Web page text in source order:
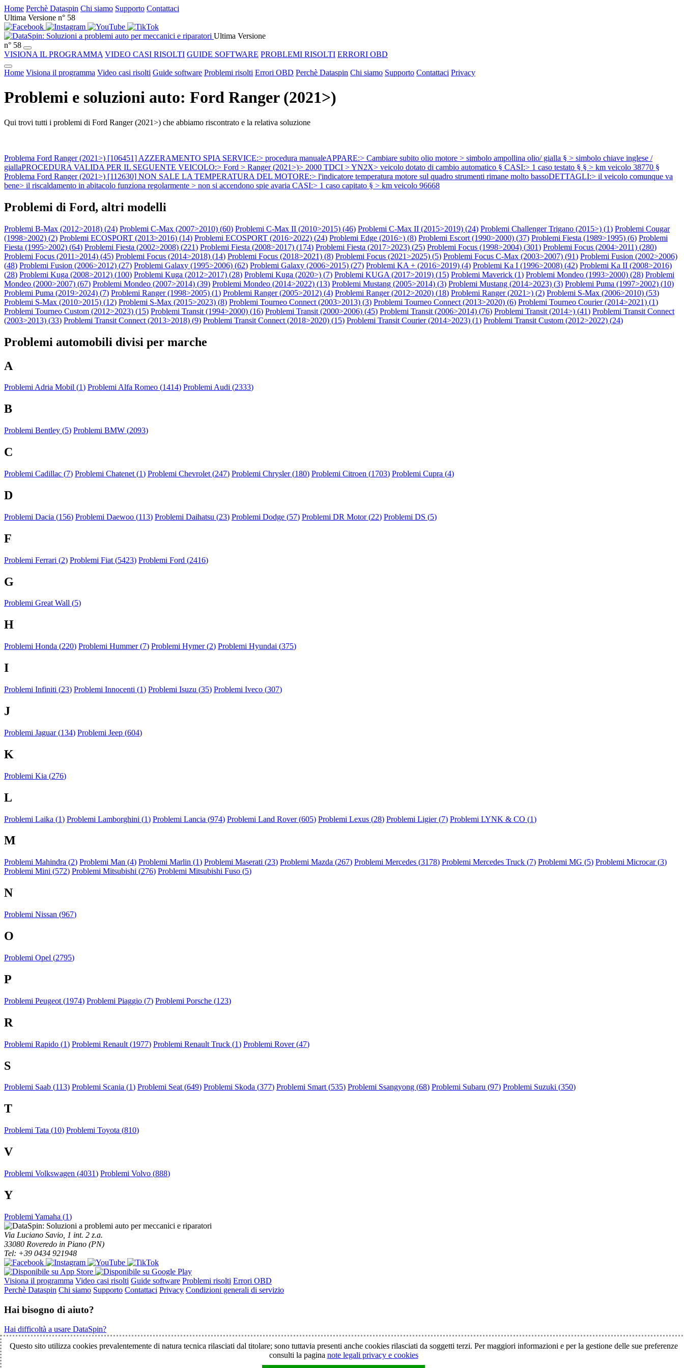
Home Perchè Dataspin Chi siamo Supporto Contattaci
Ultima Versione n° 58
Ultima Versione
n° 58
VISIONA IL PROGRAMMA VIDEO CASI RISOLTI GUIDE SOFTWARE PROBLEMI RISOLTI ERRORI OBD
Home Visiona il programma Video casi risolti Guide software Problemi risolti Errori OBD Perchè Dataspin Chi siamo Supporto Contattaci Privacy
Problemi e soluzioni auto: Ford Ranger (2021>)
Qui trovi tutti i problemi di Ford Ranger (2021>) che abbiamo riscontrato e la relativa soluzione
Problema Ford Ranger (2021>) [106451] AZZERAMENTO SPIA SERVICE:> procedura manualeAPPARE:> Cambiare subito olio motore > simbolo ampollina olio/ gialla § > simbolo chiave inglese /
giallaPROCEDURA VALIDA PER IL SEGUENTE VEICOLO:> Ford > Ranger (2021>)> 2000 TDCI > YN2X> veicolo dotato di cambio automatico § CASI:> 1 caso testato § § > km veicolo 38770 §
Problema Ford Ranger (2021>) [112630] NON SALE LA TEMPERATURA DEL MOTORE:> l'indicatore temperatura motore sul quadro strumenti rimane molto bassoDETTAGLI:> il veicolo comunque va
bene> il riscaldamento in abitacolo funziona regolarmente > non si accendono spie avaria CASI:> 1 caso capitato § > km veicolo 96668
Problemi di Ford, altri modelli
Problemi B-Max (2012>2018) (24) Problemi C-Max (2007>2010) (60) Problemi C-Max II (2010>2015) (46) Problemi C-Max II (2015>2019) (24) Problemi Challenger Trigano (2015>) (1) Problemi Cougar
(1998>2002) (2) Problemi ECOSPORT (2013>2016) (14) Problemi ECOSPORT (2016>2022) (24) Problemi Edge (2016>) (8) Problemi Escort (1990>2000) (37) Problemi Fiesta (1989>1995) (6) Problemi
Fiesta (1995>2002) (64) Problemi Fiesta (2002>2008) (221) Problemi Fiesta (2008>2017) (174) Problemi Fiesta (2017>2023) (25) Problemi Focus (1998>2004) (301) Problemi Focus (2004>2011) (280)
Problemi Focus (2011>2014) (45) Problemi Focus (2014>2018) (14) Problemi Focus (2018>2021) (8) Problemi Focus (2021>2025) (5) Problemi Focus C-Max (2003>2007) (91) Problemi Fusion (2002>2006)
(48) Problemi Fusion (2006>2012) (27) Problemi Galaxy (1995>2006) (62) Problemi Galaxy (2006>2015) (27) Problemi KA + (2016>2019) (4) Problemi Ka I (1996>2008) (42) Problemi Ka II (2008>2016)
(28) Problemi Kuga (2008>2012) (100) Problemi Kuga (2012>2017) (28) Problemi Kuga (2020>) (7) Problemi KUGA (2017>2019) (15) Problemi Maverick (1) Problemi Mondeo (1993>2000) (28) Problemi
Mondeo (2000>2007) (67) Problemi Mondeo (2007>2014) (39) Problemi Mondeo (2014>2022) (13) Problemi Mustang (2005>2014) (3) Problemi Mustang (2014>2023) (3) Problemi Puma (1997>2002) (10)
Problemi Puma (2019>2024) (7) Problemi Ranger (1998>2005) (1) Problemi Ranger (2005>2012) (4) Problemi Ranger (2012>2020) (18) Problemi Ranger (2021>) (2) Problemi S-Max (2006>2010) (53)
Problemi S-Max (2010>2015) (12) Problemi S-Max (2015>2023) (8) Problemi Tourneo Connect (2003>2013) (3) Problemi Tourneo Connect (2013>2020) (6) Problemi Tourneo Courier (2014>2021) (1)
Problemi Tourneo Custom (2012>2023) (15) Problemi Transit (1994>2000) (16) Problemi Transit (2000>2006) (45) Problemi Transit (2006>2014) (76) Problemi Transit (2014>) (41) Problemi Transit Connect
(2003>2013) (33) Problemi Transit Connect (2013>2018) (9) Problemi Transit Connect (2018>2020) (15) Problemi Transit Courier (2014>2023) (1) Problemi Transit Custom (2012>2022) (24)
Problemi automobili divisi per marche
A
Problemi Adria Mobil (1) Problemi Alfa Romeo (1414) Problemi Audi (2333)
B
Problemi Bentley (5) Problemi BMW (2093)
C
Problemi Cadillac (7) Problemi Chatenet (1) Problemi Chevrolet (247) Problemi Chrysler (180) Problemi Citroen (1703) Problemi Cupra (4)
D
Problemi Dacia (156) Problemi Daewoo (113) Problemi Daihatsu (23) Problemi Dodge (57) Problemi DR Motor (22) Problemi DS (5)
F
Problemi Ferrari (2) Problemi Fiat (5423) Problemi Ford (2416)
G
Problemi Great Wall (5)
H
Problemi Honda (220) Problemi Hummer (7) Problemi Hymer (2) Problemi Hyundai (375)
I
Problemi Infiniti (23) Problemi Innocenti (1) Problemi Isuzu (35) Problemi Iveco (307)
J
Problemi Jaguar (134) Problemi Jeep (604)
K
Problemi Kia (276)
L
Problemi Laika (1) Problemi Lamborghini (1) Problemi Lancia (974) Problemi Land Rover (605) Problemi Lexus (28) Problemi Ligier (7) Problemi LYNK & CO (1)
M
Problemi Mahindra (2) Problemi Man (4) Problemi Marlin (1) Problemi Maserati (23) Problemi Mazda (267) Problemi Mercedes (3178) Problemi Mercedes Truck (7) Problemi MG (5) Problemi Microcar (3)
Problemi Mini (572) Problemi Mitsubishi (276) Problemi Mitsubishi Fuso (5)
N
Problemi Nissan (967)
O
Problemi Opel (2795)
P
Problemi Peugeot (1974) Problemi Piaggio (7) Problemi Porsche (123)
R
Problemi Rapido (1) Problemi Renault (1977) Problemi Renault Truck (1) Problemi Rover (47)
S
Problemi Saab (113) Problemi Scania (1) Problemi Seat (649) Problemi Skoda (377) Problemi Smart (535) Problemi Ssangyong (68) Problemi Subaru (97) Problemi Suzuki (350)
T
Problemi Tata (10) Problemi Toyota (810)
V
Problemi Volkswagen (4031) Problemi Volvo (888)
Y
Problemi Yamaha (1)
Via Luciano Savio, 1 int. 2 z.a.
33080 Roveredo in Piano (PN)
Tel: +39 0434 921948
Visiona il programma Video casi risolti Guide software Problemi risolti Errori OBD
Perchè Dataspin Chi siamo Supporto Contattaci Privacy Condizioni generali di servizio
Hai bisogno di aiuto?
Hai difficoltà a usare DataSpin?
Clicca per la teleassistenza!
Questo sito utilizza cookies prevalentemente di natura tecnica rilasciati dal titolare; sono tuttavia presenti anche cookies rilasciati da soggetti terzi. Per maggiori informazioni e per la gestione delle sue preferenze
consulti la pagina note legali privacy e cookies